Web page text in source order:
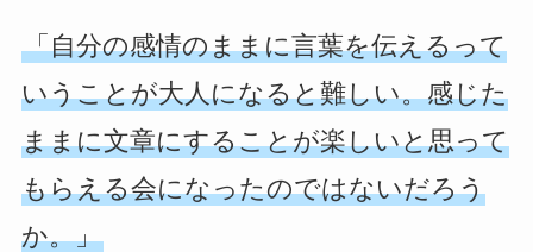
「自分の感情のままに言葉を伝えるって
いうことが大人になると難しい。感じた
ままに文章にすることが楽しいと思って
もらえる会になったのではないだろう
か。」